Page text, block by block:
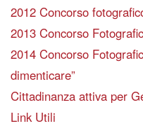
2012 Concorso
2013 Concorso
2014 Concorso
dimenticare”
Cittadinanza attiva per
Link Utili